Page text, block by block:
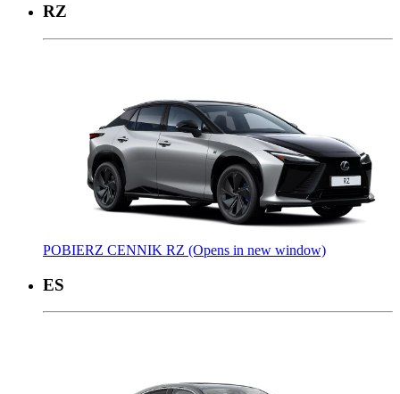
RZ
POBIERZ CENNIK RZ (Opens in new window)
ES